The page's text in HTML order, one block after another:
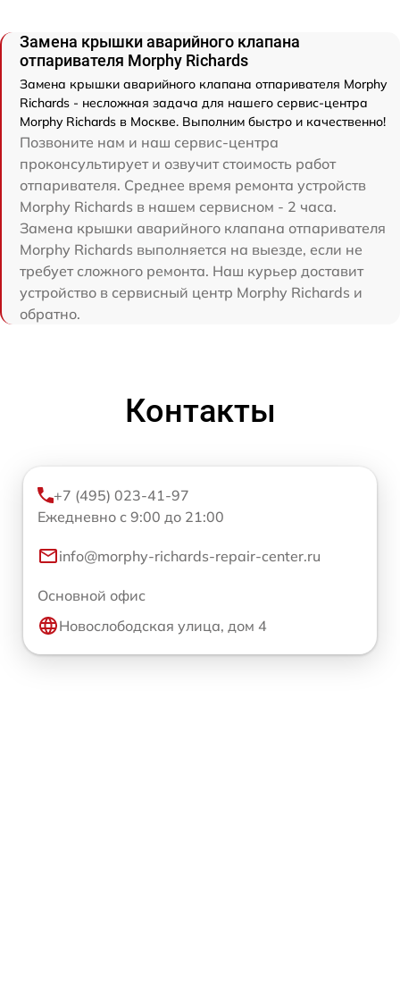
Замена крышки аварийного клапана
отпаривателя Morphy Richards
Замена крышки аварийного клапана отпаривателя Morphy
Richards - несложная задача для нашего сервис-центра
Morphy Richards в Москве. Выполним быстро и качественно!
Позвоните нам и наш сервис-центра
проконсультирует и озвучит стоимость работ
отпаривателя. Среднее время ремонта устройств
Morphy Richards в нашем сервисном - 2 часа.
Замена крышки аварийного клапана отпаривателя
Morphy Richards выполняется на выезде, если не
требует сложного ремонта. Наш курьер доставит
устройство в сервисный центр Morphy Richards и
обратно.
Контакты
+7 (495) 023-41-97
Ежедневно с 9:00 до 21:00
info@morphy-richards-repair-center.ru
Основной офис
Новослободская улица, дом 4